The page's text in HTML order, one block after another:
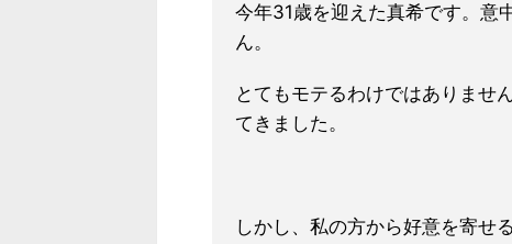
今年31歳を迎えた真希です。意
ん。
とてもモテるわけではありませ
てきました。
しかし、私の方から好意を寄せ